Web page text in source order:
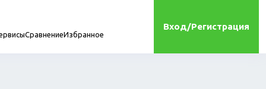
СравнениеИзбранное
Вход/Регистрация